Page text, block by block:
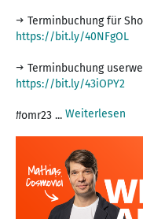
https://bit.ly/40NFgOL
https://bit.ly/43iOPY2
#omr23 ... Weiterlesen